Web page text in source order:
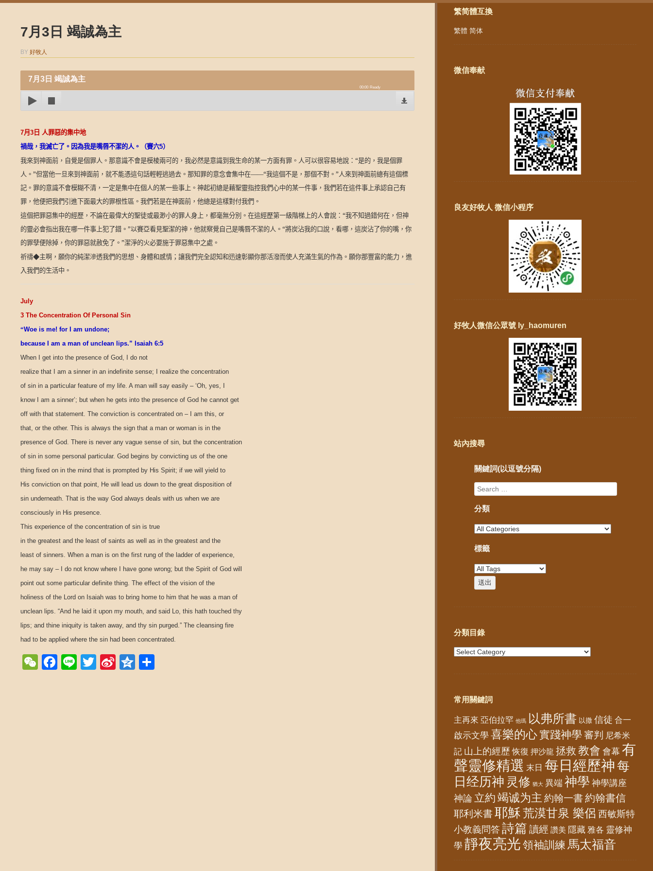
7月3日 竭誠為主
BY 好牧人
7月3日 竭誠為主
00:00 Ready
7月 3 日 人罪惡的集中地
禍哉，我滅亡了。因為我是嘴唇不潔的人。（賽六5）
我來到神面前，自覺是個罪人。那意識不會是模棱兩可的，我必然是意識到我生命的某一方面有罪。人可以很容易地說：“是的，我是個罪
人。”但當他一旦來到神面前，就不能憑這句話輕輕逃過去。那知罪的意念會集中在——“我這個不是，那個不對。”人來到神面前總有這個標
記。罪的意識不會模糊不清，一定是集中在個人的某一些事上。神起初總是藉聖靈指控我們心中的某一件事，我們若在這件事上承認自己有
罪，他便把我們引進下面最大的罪根性區。我們若是在神面前，他總是這樣對付我們。
這個把罪惡集中的經歷，不論在最偉大的聖徒或最渺小的罪人身上，都毫無分別。在這經歷第一級階梯上的人會說：“我不知過錯何在，但神
的靈必會指出我在哪一件事上犯了錯。”以賽亞看見聖潔的神，他就察覺自己是嘴唇不潔的人。“將炭沾我的口說，看哪，這炭沾了你的嘴，你
的罪孽便除掉，你的罪惡就赦免了。”潔淨的火必要施于罪惡集中之處。
祈禱◆主啊，願你的純潔滲透我們的思想、身體和感情；讓我們完全認知和迅速彰顯你那活潑而使人充滿生氣的作為。願你那豐富的能力，進
入我們的生活中。
July
3 The Concentration Of Personal Sin
“Woe is me! for I am undone;
because I am a man of unclean lips.” Isaiah 6:5
When I get into the presence of God, I do not
realize that I am a sinner in an indefinite sense; I realize the concentration
of sin in a particular feature of my life. A man will say easily – ‘Oh, yes, I
know I am a sinner’; but when he gets into the presence of God he cannot get
off with that statement. The conviction is concentrated on – I am this, or
that, or the other. This is always the sign that a man or woman is in the
presence of God. There is never any vague sense of sin, but the concentration
of sin in some personal particular. God begins by convicting us of the one
thing fixed on in the mind that is prompted by His Spirit; if we will yield to
His conviction on that point, He will lead us down to the great disposition of
sin underneath. That is the way God always deals with us when we are
consciously in His presence.
This experience of the concentration of sin is true
in the greatest and the least of saints as well as in the greatest and the
least of sinners. When a man is on the first rung of the ladder of experience,
he may say – I do not know where I have gone wrong; but the Spirit of God will
point out some particular definite thing. The effect of the vision of the
holiness of the Lord on Isaiah was to bring home to him that he was a man of
unclean lips. “And he laid it upon my mouth, and said Lo, this hath touched thy
lips; and thine iniquity is taken away, and thy sin purged.” The cleansing fire
had to be applied where the sin had been concentrated.
WeChat
Facebook
LineTwitterSinaQzone
繁简體互換
繁體 简体
微信奉献
良友好牧人 微信小程序
好牧人微信公眾號 ly_haomuren
站內搜尋
關鍵詞(以逗號分隔)
分類
標籤
分類目錄
常用關鍵詞
主再來 亞伯拉罕 他瑪 以弗所書 以撒 信徒 合一
啟示文學 喜樂的心實踐神學 審判 尼希米
記 山上的經歷 恢復 押沙龍 拯救 教會 會幕 有
聲靈修精選 末日 每日經歷神 每
日经历神 灵修 猶大 異端 神學 神學講座
神論 立約 竭诚为主 約翰一書 約翰書信
耶利米書 耶穌荒漠甘泉 樂侶 西敏斯特
小教義問答詩篇 讀經 讚美 隱藏 雅各 靈修神
學 靜夜亮光 領袖訓練 馬太福音